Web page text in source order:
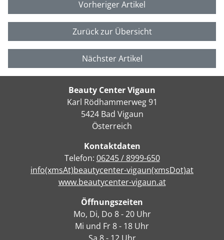
Vorheriger Artikel
Zurück zur Übersicht
Nächster Artikel
Beauty Center Vigaun
Karl Rödhammerweg 91
5424 Bad Vigaun
Österreich
Kontaktdaten
Telefon: 06245 / 8999-650
info(xmsAt)beautycenter-vigaun(xmsDot)at
www.beautycenter-vigaun.at
Öffnungszeiten
Mo, Di, Do 8 - 20 Uhr
Mi und Fr 8 - 18 Uhr